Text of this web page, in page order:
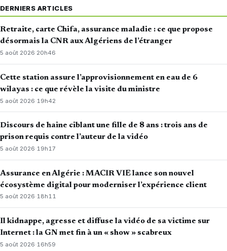
DERNIERS ARTICLES
Retraite, carte Chifa, assurance maladie : ce que propose
désormais la CNR aux Algériens de l’étranger
5 août 2026·20h46
Cette station assure l’approvisionnement en eau de 6
wilayas : ce que révèle la visite du ministre
5 août 2026· 19h42
Discours de haine ciblant une fille de 8 ans : trois ans de
prison requis contre l’auteur de la vidéo
5 août 2026·19h17
Assurance en Algérie : MACIR VIE lance son nouvel
écosystème digital pour moderniser l’expérience client
5 août 2026·18h11
Il kidnappe, agresse et diffuse la vidéo de sa victime sur
Internet : la GN met fin à un « show » scabreux
5 août 2026· 16h59